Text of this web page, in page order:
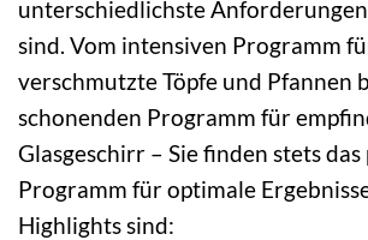
unterschiedlichste
sind. Vom intensiven Programm
verschmutzte Töpfe und Pfannen
schonenden Programm für
Glasgeschirr – Sie finden stets das
Programm für optimale
Highlights sind: